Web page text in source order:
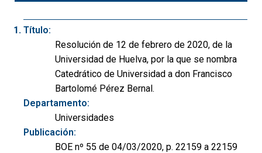
Título:
Resolución de 12 de febrero de 2020, de la
Universidad de Huelva, por la que se nombra
Catedrático de Universidad a don Francisco
Bartolomé Pérez Bernal.
Departamento:
Universidades
Publicación:
BOE nº 55 de 04/03/2020, p. 22159 a 22159